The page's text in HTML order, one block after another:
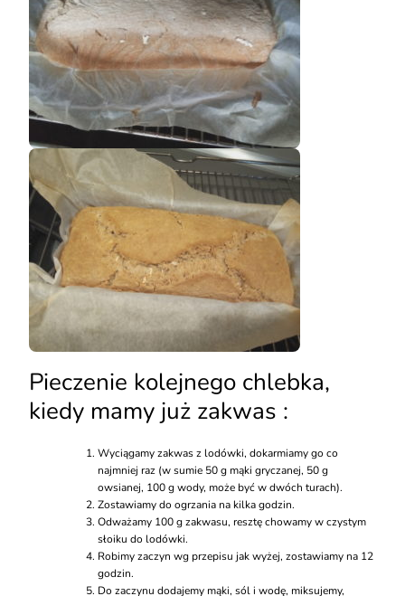
Pieczenie kolejnego chlebka,
kiedy mamy już zakwas :
Wyciągamy zakwas z lodówki, dokarmiamy go co
najmniej raz (w sumie 50 g mąki gryczanej, 50 g
owsianej, 100 g wody, może być w dwóch turach).
Zostawiamy do ogrzania na kilka godzin.
Odważamy 100 g zakwasu, resztę chowamy w czystym
słoiku do lodówki.
Robimy zaczyn wg przepisu jak wyżej, zostawiamy na 12
godzin.
Do zaczynu dodajemy mąki, sól i wodę, miksujemy,